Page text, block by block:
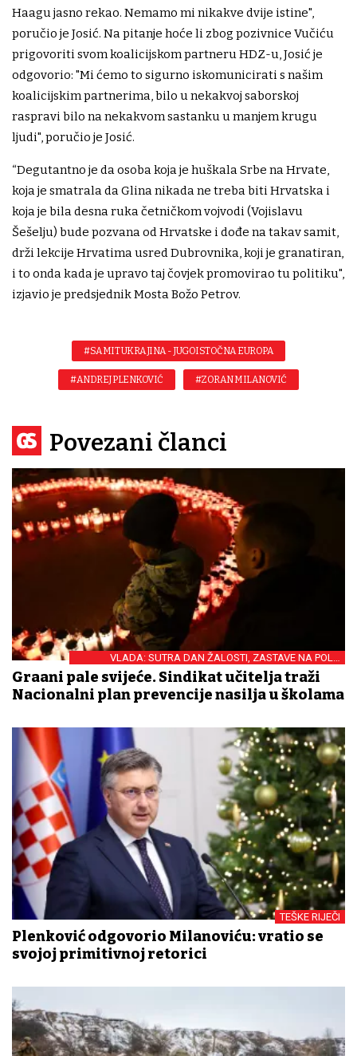
Haagu jasno rekao. Nemamo mi nikakve dvije istine",
poručio je Josić. Na pitanje hoće li zbog pozivnice Vučiću
prigovoriti svom koalicijskom partneru HDZ-u, Josić je
odgovorio: "Mi ćemo to sigurno iskomunicirati s našim
koalicijskim partnerima, bilo u nekakvoj saborskoj
raspravi bilo na nekakvom sastanku u manjem krugu
ljudi", poručio je Josić.
“Degutantno je da osoba koja je huškala Srbe na Hrvate,
koja je smatrala da Glina nikada ne treba biti Hrvatska i
koja je bila desna ruka četničkom vojvodi (Vojislavu
Šešelju) bude pozvana od Hrvatske i dođe na takav samit,
drži lekcije Hrvatima usred Dubrovnika, koji je granatiran,
i to onda kada je upravo taj čovjek promovirao tu politiku",
izjavio je predsjednik Mosta Božo Petrov.
#SAMIT UKRAJINA - JUGOISTOČNA EUROPA
#ANDREJ PLENKOVIĆ #ZORAN MILANOVIĆ
Povezani članci
VLADA: SUTRA DAN ŽALOSTI, ZASTAVE NA POLA
KOPLJA
Građani pale svijeće. Sindikat učitelja traži
Nacionalni plan prevencije nasilja u školama
TEŠKE RIJEČI
Plenković odgovorio Milanoviću: vratio se
svojoj primitivnoj retorici